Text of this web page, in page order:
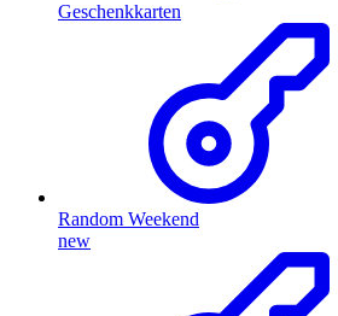
Geschenkkarten
Random Weekend
new